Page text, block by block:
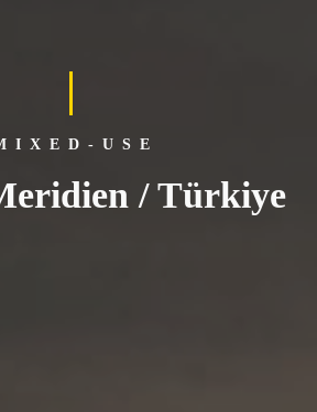
USE
/ Türkiye